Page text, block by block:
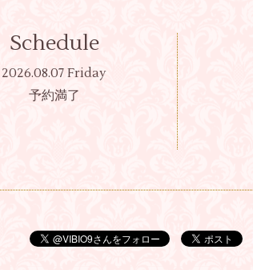
Schedule
2026.08.07 Friday
予約満了